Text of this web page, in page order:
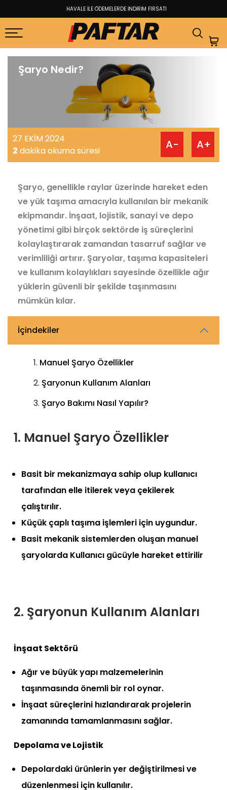
HAVALE İLE ÖDEMELERDE İNDİRİM FIRSATI​
Şaryo Nedir?
27 EKİM 2024
2 dakika okuma süresi A- A+
Şaryo, genellikle raylar üzerinde hareket eden
ve yük taşıma amacıyla kullanılan bir mekanik
ekipmandır. İnşaat, lojistik, sanayi ve depo
yönetimi gibi birçok sektörde iş süreçlerini
kolaylaştırarak zamandan tasarruf sağlar ve
verimliliği artırır. Şaryolar, taşıma kapasiteleri
ve kullanım kolaylıkları sayesinde özellikle ağır
yüklerin güvenli bir şekilde taşınmasını
mümkün kılar.
İçindekiler
Manuel Şaryo Özellikler
Şaryonun Kullanım Alanları
Şaryo Bakımı Nasıl Yapılır?
1. Manuel Şaryo Özellikler
Basit bir mekanizmaya sahip olup kullanıcı
tarafından elle itilerek veya çekilerek
çalıştırılır.
Küçük çaplı taşıma işlemleri için uygundur.
Basit mekanik sistemlerden oluşan manuel
şaryolarda Kullanıcı gücüyle hareket ettirilir
2. Şaryonun Kullanım Alanları
İnşaat Sektörü
Ağır ve büyük yapı malzemelerinin
taşınmasında önemli bir rol oynar.
İnşaat süreçlerini hızlandırarak projelerin
zamanında tamamlanmasını sağlar.
Depolama ve Lojistik
Depolardaki ürünlerin yer değiştirilmesi ve
düzenlenmesi için kullanılır.